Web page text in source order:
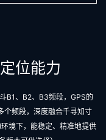
位能力
B1、B2、B3频段，GPS的
个频段，深度融合千寻知寸
境下，能稳定、精准地提供